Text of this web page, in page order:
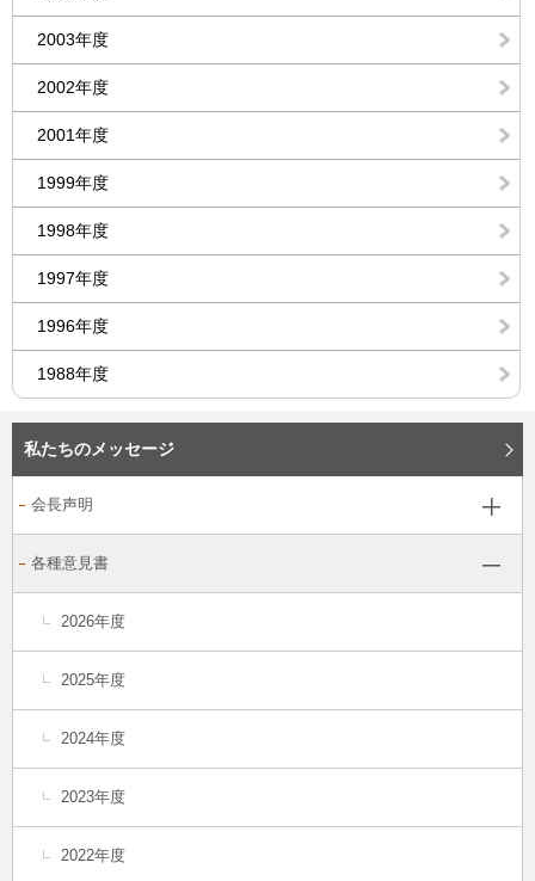
2003年度
2002年度
2001年度
1999年度
1998年度
1997年度
1996年度
1988年度
私たちのメッセージ
会長声明
各種意見書
2026年度
2025年度
2024年度
2023年度
2022年度